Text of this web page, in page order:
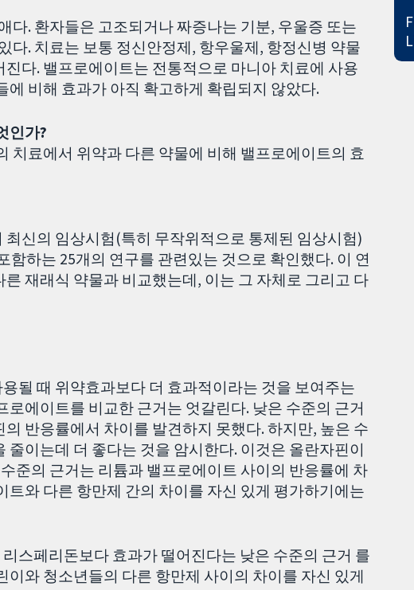
다. 환자들은 고조되거나 짜증나는 기분, 우울증 또는
다. 치료는 보통 정신안정제, 항우울제, 항정신병 약물
다. 밸프로에이트는 전통적으로 마니아 치료에 사용
비해 효과가 아직 확고하게 확립되지 않았다.
인가?
치료에서 위약과 다른 약물에 비해 밸프로에이트의 효
신의 임상시험(특히 무작위적으로 통제된 임상시험)
함하는 25개의 연구를 관련있는 것으로 확인했다. 이 연
재래식 약물과 비교했는데, 이는 그 자체로 그리고 다
될 때 위약효과보다 더 효과적이라는 것을 보여주는
에이트를 비교한 근거는 엇갈린다. 낮은 수준의 근거
반응률에서 차이를 발견하지 못했다. 하지만, 높은 수
이는데 더 좋다는 것을 암시한다. 이것은 올란자핀이
준의 근거는 리튬과 밸프로에이트 사이의 반응률에 차
트와 다른 항만제 간의 차이를 자신 있게 평가하기에는
스페리돈보다 효과가 떨어진다는 낮은 수준의 근거 를
와 청소년들의 다른 항만제 사이의 차이를 자신 있게